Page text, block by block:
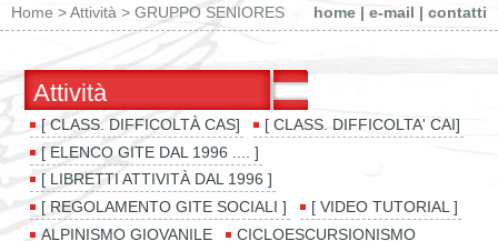
Home >Attività > GRUPPO SENIORES home | e-mail | contatti
Attività
[ CLASS. DIFFICOLTÀ CAS]
[ CLASS. DIFFICOLTA' CAI]
[ ELENCO GITE DAL 1996 .... ]
[ LIBRETTI ATTIVITÀ DAL 1996 ]
[ REGOLAMENTO GITE SOCIALI ]
[ VIDEO TUTORIAL ]
ALPINISMO GIOVANILE
CICLOESCURSIONISMO